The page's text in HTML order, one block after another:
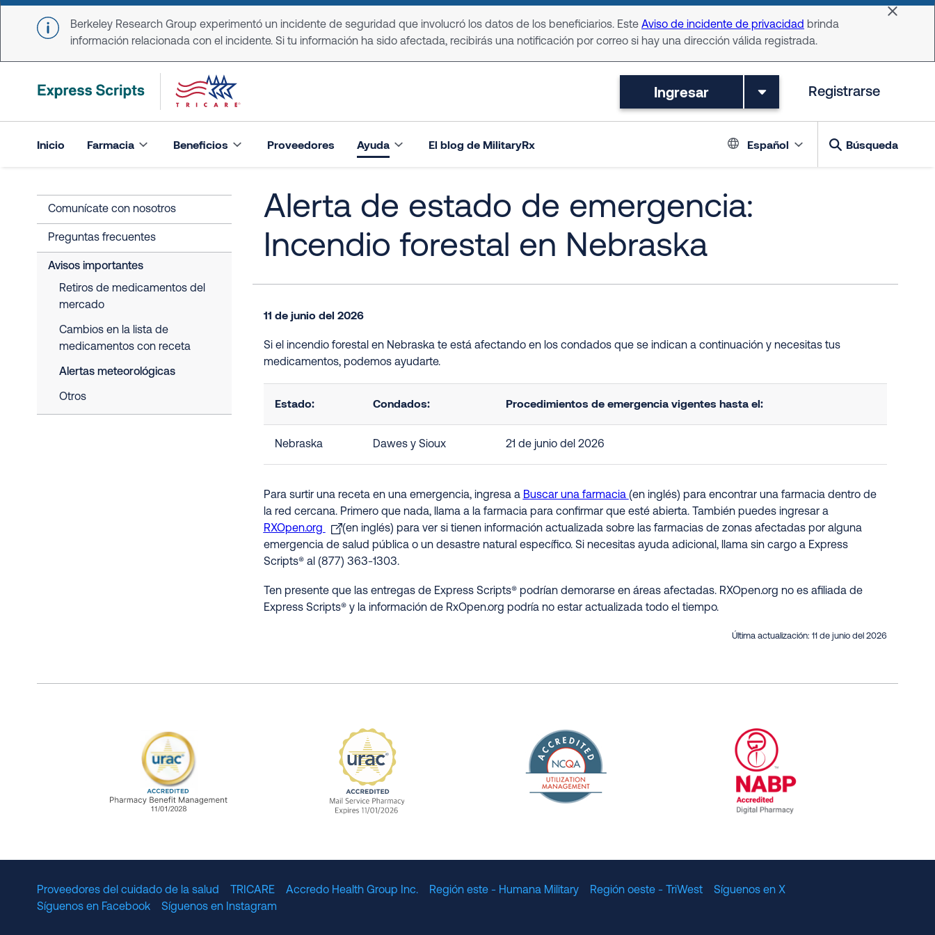
Skip to main content
Berkeley Research Group experimentó un incidente de seguridad que involucró los datos de los beneficiarios. Este Aviso de incidente de privacidad brinda
información relacionada con el incidente. Si tu información ha sido afectada, recibirás una notificación por correo si hay una dirección válida registrada.
Dismiss
Ingresar Registrarse
Inicio Farmacia Beneficios Proveedores Ayuda El blog de MilitaryRx Language
Español Búsqueda
Comunícate con nosotros
Preguntas frecuentes
Avisos importantes
Retiros de medicamentos del
mercado
Cambios en la lista de
medicamentos con receta
Alertas meteorológicas
Otros
Alerta de estado de emergencia:
Incendio forestal en Nebraska
11 de junio del 2026
Si el incendio forestal en Nebraska te está afectando en los condados que se indican a continuación y necesitas tus
medicamentos, podemos ayudarte.
Estado: Condados: Procedimientos de emergencia vigentes hasta el:
Nebraska Dawes y Sioux 21 de junio del 2026
Para surtir una receta en una emergencia, ingresa a Buscar una farmacia (en inglés) para encontrar una farmacia dentro de
la red cercana. Primero que nada, llama a la farmacia para confirmar que esté abierta. También puedes ingresar a
RXOpen.org
(en inglés) para ver si tienen información actualizada sobre las farmacias de zonas afectadas por alguna
emergencia de salud pública o un desastre natural específico. Si necesitas ayuda adicional, llama sin cargo a Express
Scripts® al (877) 363-1303.
Ten presente que las entregas de Express Scripts® podrían demorarse en áreas afectadas. RXOpen.org no es afiliada de
Express Scripts® y la información de RxOpen.org podría no estar actualizada todo el tiempo.
Última actualización: 11 de junio del 2026
Proveedores del cuidado de la salud TRICARE Accredo Health Group Inc. Región este - Humana Military Región oeste - TriWest
Síguenos en X
Síguenos en Facebook
Síguenos en Instagram